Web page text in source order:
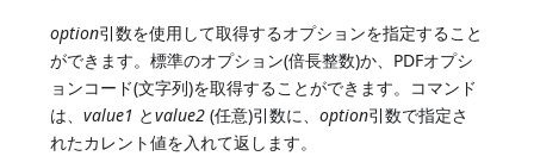
option引数を使用して取得するオプションを指定すること
ができます。標準のオプション(倍長整数)か、PDFオプシ
ョンコード(文字列)を取得することができます。コマンド
は、value1 とvalue2 (任意)引数に、option引数で指定さ
れたカレント値を入れて返します。